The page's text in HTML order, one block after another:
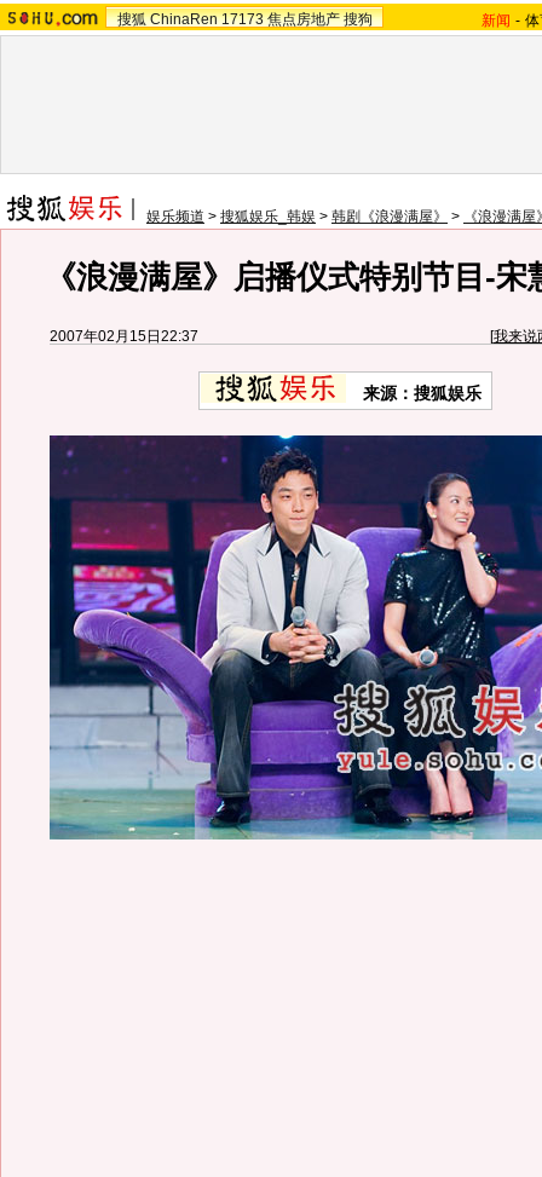
搜狐 ChinaRen 17173 焦点房地产 搜狗 新闻 -
娱乐频道 > 搜狐娱乐_韩娱 > 韩剧《浪漫满屋》 > 《浪漫满
《浪漫满屋》启播仪式特别节目-
2007年02月15日22:37 [我来说
来源：搜狐娱乐